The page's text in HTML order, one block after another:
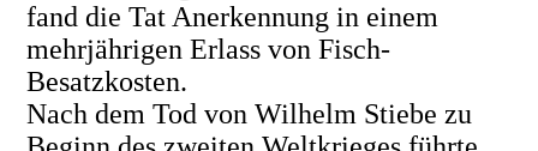
fand die Tat Anerkennung in einem
mehrjährigen Erlass von Fisch-
Besatzkosten.
Nach dem Tod von Wilhelm Stiebe zu